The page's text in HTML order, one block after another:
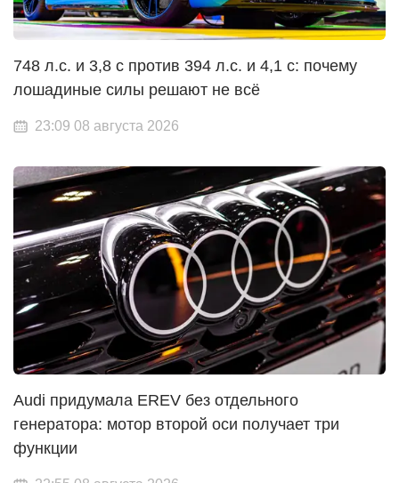
748 л.с. и 3,8 с против 394 л.с. и 4,1 с: почему
лошадиные силы решают не всё
23:09 08 августа 2026
Audi придумала EREV без отдельного
генератора: мотор второй оси получает три
функции